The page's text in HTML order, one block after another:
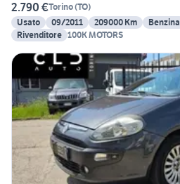
2.790 €Torino(TO)
Usato
09/2011 209000 Km Benzina
Rivenditore 100K MOTORS